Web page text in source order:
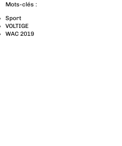
Mots-clés :
Sport
VOLTIGE
WAC 2019